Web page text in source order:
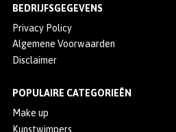
BEDRIJFSGEGEVENS
Privacy Policy
Algemene Voorwaarden
Disclaimer
POPULAIRE CATEGORIEËN
Make up
Kunstwimpers